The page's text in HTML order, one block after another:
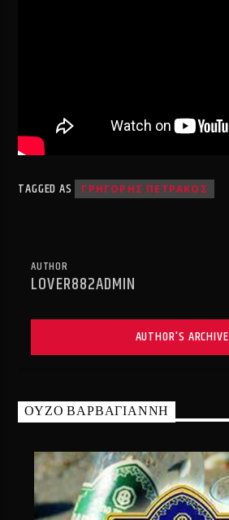
TAGGED AS ΓΡΗΓΟΡΗΣ ΠΕΤΡΑΚΟΣ
AUTHOR
LOVER882ADMIN
AUTHOR'S ARCHIVE
ΟΥΖΟ ΒΑΡΒΑΓΙΑΝΝΗ